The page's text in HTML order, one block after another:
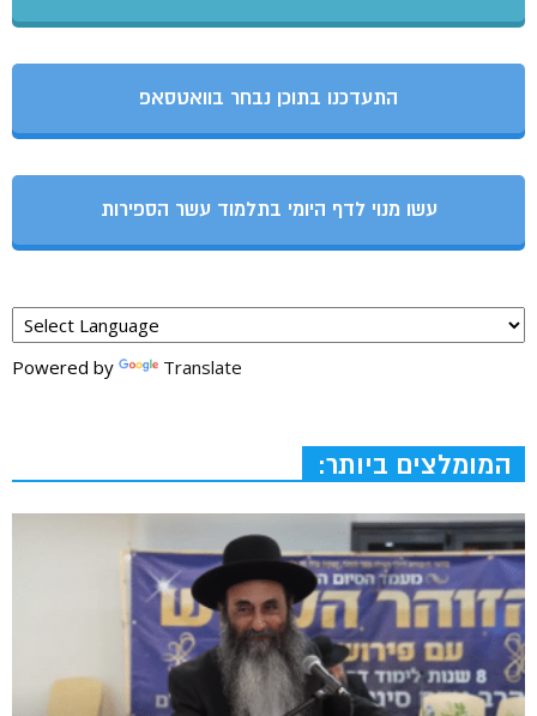
התעדכנו בתוכן נבחר בוואטסאפ
עשו מנוי לדף היומי בתלמוד עשר הספירות
Powered by Translate
המומלצים ביותר: